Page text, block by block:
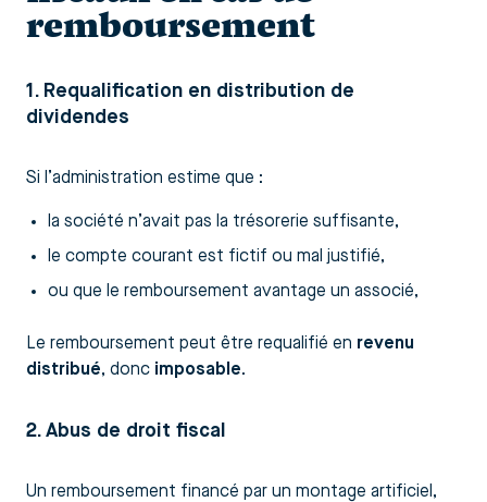
remboursement
1. Requalification en distribution de
dividendes
Si l’administration estime que :
la société n’avait pas la trésorerie suffisante,
le compte courant est fictif ou mal justifié,
ou que le remboursement avantage un associé,
Le remboursement peut être requalifié en revenu
distribué, donc imposable.
2. Abus de droit fiscal
Un remboursement financé par un montage artificiel,